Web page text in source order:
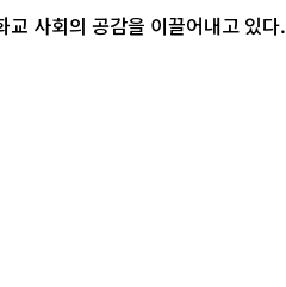
있다. 18일 현지 영화업계에 따르면 이 작